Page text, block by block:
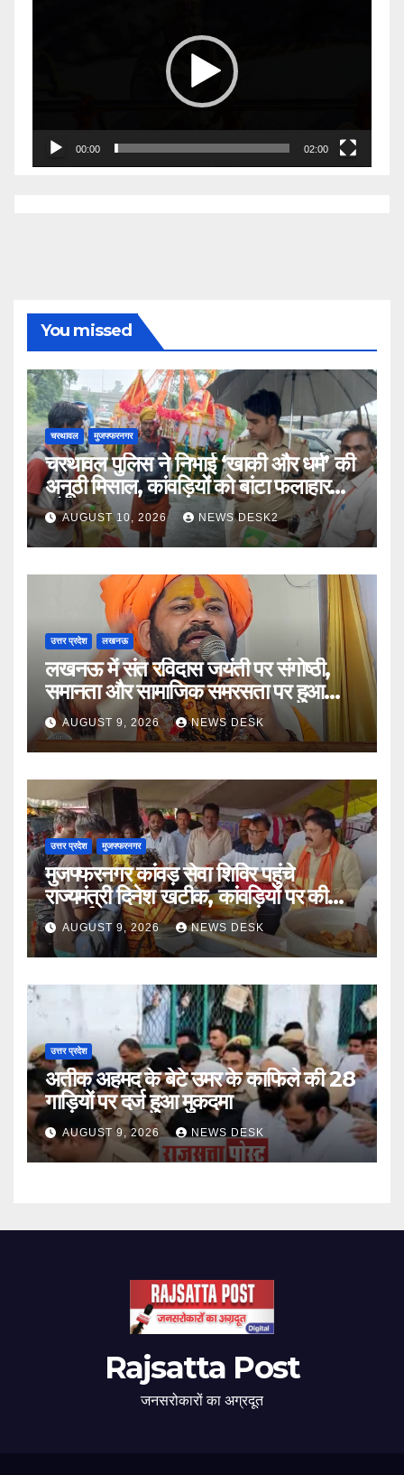
00:00 02:00
You missed
चरथावल मुजफ्फरनगर
चरथावल पुलिस ने निभाई ‘खाकी और धर्म’ की
अनूठी मिसाल, कांवड़ियों को बांटा फलाहार
और जल
AUGUST 10, 2026 NEWS DESK2
उत्तर प्रदेश लखनऊ
लखनऊ में संत रविदास जयंती पर संगोष्ठी,
समानता और सामाजिक समरसता पर हुआ
मंथनAUGUST 9, 2026 NEWS DESK
उत्तर प्रदेश मुजफ्फरनगर
मुजफ्फरनगर कांवड़ सेवा शिविर पहुंचे
राज्यमंत्री दिनेश खटीक, कांवड़ियों पर की
पुष्पवर्षा ’
AUGUST 9, 2026 NEWS DESK
उत्तर प्रदेश
अतीक अहमद के बेटे उमर के काफिले की 28
गाड़ियों पर दर्ज हुआ मुकदमा
AUGUST 9, 2026 NEWS DESK
Rajsatta Post
जनसरोकारों का अग्रदूत